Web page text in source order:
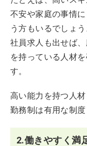
不安や家庭の事情
う方もいるでしょ
社員求人も出せば
を持っている人材
す。
高い能力を持つ人
勤務制は有用な制度
2.働きやすく満